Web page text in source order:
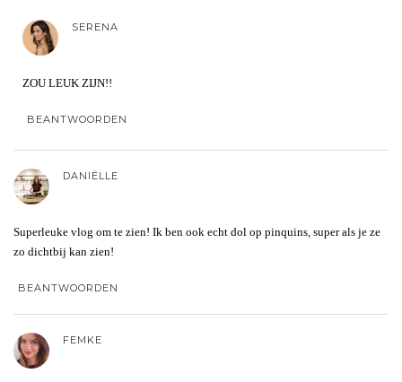
SERENA
ZOU LEUK ZIJN!!
BEANTWOORDEN
DANIËLLE
Superleuke vlog om te zien! Ik ben ook echt dol op pinquins, super als je ze
zo dichtbij kan zien!
BEANTWOORDEN
FEMKE